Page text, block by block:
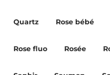
Quartz Rose bébé
Rose fluo Rosée